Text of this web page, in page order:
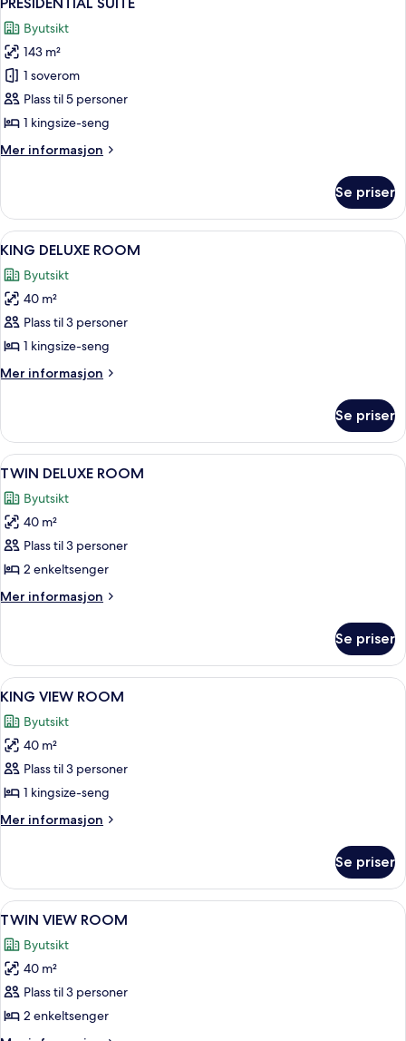
Access
alle
bildene
av
PRESIDENTIAL
SUITE
Byutsikt
143 m²
1 soverom
Plass til 5 personer
1 kingsize-seng
Mer informasjon
Mer
SUITE
Se priser
Åpne
alle
bildene
av
KING
DELUXE
ROOM
7
KING DELUXE ROOM
Byutsikt
40 m²
Plass til 3 personer
1 kingsize-seng
Mer informasjon
Mer
DELUXE
ROOM
Se priser
Åpne
alle
bildene
av
TWIN
DELUXE
ROOM
6
TWIN DELUXE ROOM
Byutsikt
40 m²
Plass til 3 personer
2 enkeltsenger
Mer informasjon
Mer
DELUXE
ROOM
Se priser
Åpne
alle
bildene
av
KING
VIEW
ROOM
Sengetøy av topp kvalitet,
9
KING VIEW ROOM
Byutsikt
40 m²
Plass til 3 personer
1 kingsize-seng
Mer informasjon
Mer
VIEW
ROOM
Se priser
Åpne
alle
bildene
av
TWIN
VIEW
ROOM
9
TWIN VIEW ROOM
Byutsikt
40 m²
Plass til 3 personer
2 enkeltsenger